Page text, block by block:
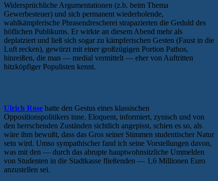
Widersprüchliche Argumentationen (z.b. beim Thema
Gewerbesteuer) und sich permanent wiederholende,
wahlkämpferische Phrasendrescherei strapazierten die Geduld des
höflichen Publikums. Er wirkte an diesem Abend mehr als
deplatziert und ließ sich sogar zu kämpferischen Gesten (Faust in die
Luft recken), gewürzt mit einer großzügigen Portion Pathos,
hinreißen, die man — medial vermittelt — eher von Auftritten
hitzköpfiger Populisten kennt.
Ulrich Rose hatte den Gestus eines klassischen
Oppositionspolitikers inne. Eloquent, informiert, zynisch und von
den herrschenden Zuständen sichtlich angepisst, schien es so, als
wäre ihm bewußt, dass das Gros seiner Stimmen studentischer Natur
sein wird. Umso sympathischer fand ich seine Vorstellungen davon,
was mit den — durch das abrupte hauptwohnsitzliche Ummelden
von Studenten in die Stadtkasse fließenden — 1,6 Millionen Euro
anzustellen sei.